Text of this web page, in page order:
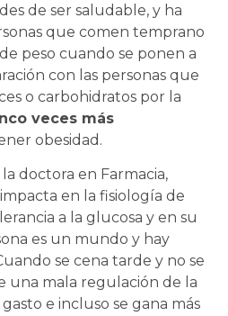
de ser saludable, y ha
que comen temprano
peso cuando se ponen a
con las personas que
o carbohidratos por la
veces más
obesidad.
doctora en Farmacia,
en la fisiología de
a la glucosa y en su
es un mundo y hay
se cena tarde y no se
una mala regulación de la
e incluso se gana más